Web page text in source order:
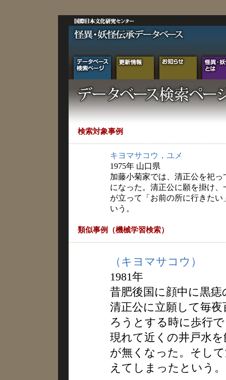
検索対象事例
キヨマサコウ，ユメ
1975年 山口県
加藤小菊家では、清正公を祀
になった。清正公に願を掛け
が立って「お前の所に行きた
いう。
類似事例（機械学習検索）
（キヨマサコウ）
1981年
昔肥後国に顔中に黒
清正公に立願して毎
ろうとする時に歩行
現れて近くの井戸水
が無くなった。そし
えてしまったという。